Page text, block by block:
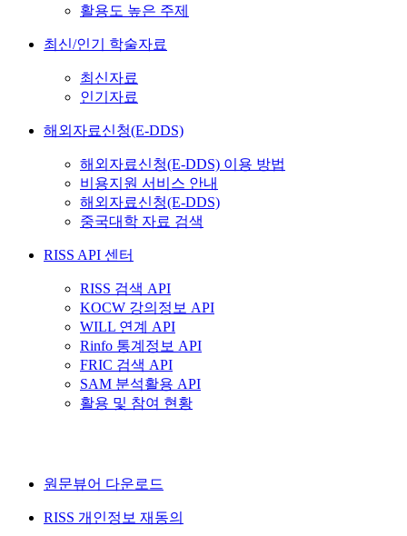
활용도 높은 주제
최신/인기 학술자료
최신자료
인기자료
해외자료신청(E-DDS)
해외자료신청(E-DDS) 이용 방법
비용지원 서비스 안내
해외자료신청(E-DDS)
중국대학 자료 검색
RISS API 센터
RISS 검색 API
KOCW 강의정보 API
WILL 연계 API
Rinfo 통계정보 API
FRIC 검색 API
SAM 분석활용 API
활용 및 참여 현황
원문뷰어 다운로드
RISS 개인정보 재동의